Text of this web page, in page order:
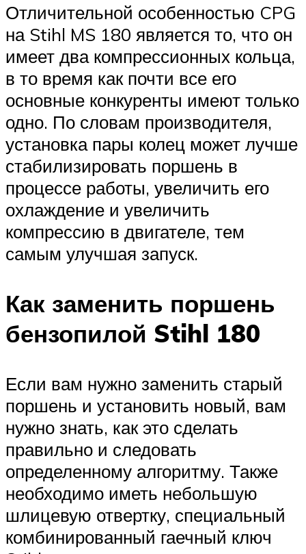
Отличительной особенностью CPG
на Stihl MS 180 является то, что он
имеет два компрессионных кольца,
в то время как почти все его
основные конкуренты имеют только
одно. По словам производителя,
установка пары колец может лучше
стабилизировать поршень в
процессе работы, увеличить его
охлаждение и увеличить
компрессию в двигателе, тем
самым улучшая запуск.
Как заменить поршень
бензопилой Stihl 180
Если вам нужно заменить старый
поршень и установить новый, вам
нужно знать, как это сделать
правильно и следовать
определенному алгоритму. Также
необходимо иметь небольшую
шлицевую отвертку, специальный
комбинированный гаечный ключ